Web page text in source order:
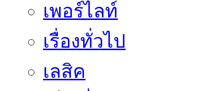
เพอร์ไลท์
เรื่องทั่วไป
เลสิค